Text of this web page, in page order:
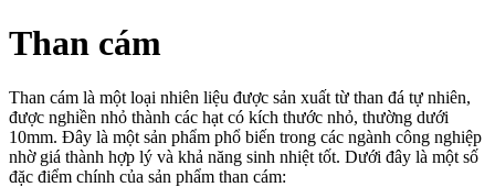
Than cám
Than cám là một loại nhiên liệu được sản xuất từ than đá tự nhiên,
được nghiền nhỏ thành các hạt có kích thước nhỏ, thường dưới
10mm. Đây là một sản phẩm phổ biến trong các ngành công nghiệp
nhờ giá thành hợp lý và khả năng sinh nhiệt tốt. Dưới đây là một số
đặc điểm chính của sản phẩm than cám: